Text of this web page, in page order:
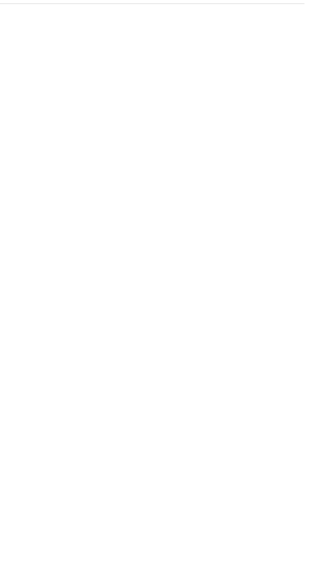
Pubblicato il:maggio 18, 2026 video By:Amici